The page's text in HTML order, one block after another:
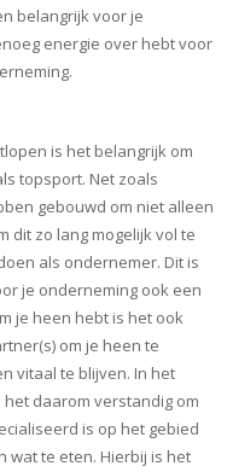
belangrijk voor je
energie over hebt voor
is het belangrijk om
topsport. Net zoals
gebouwd om niet alleen
dit zo lang mogelijk vol te
als ondernemer. Dit is
je onderneming ook een
je heen hebt is het ook
om je heen te
vitaal te blijven. In het
daarom verstandig om
is op het gebied
wat te eten. Hierbij is het